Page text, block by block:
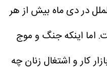
در دی ماه بیش از هر
اما اینکه جنگ و موج
کار و اشتغال زنان چه